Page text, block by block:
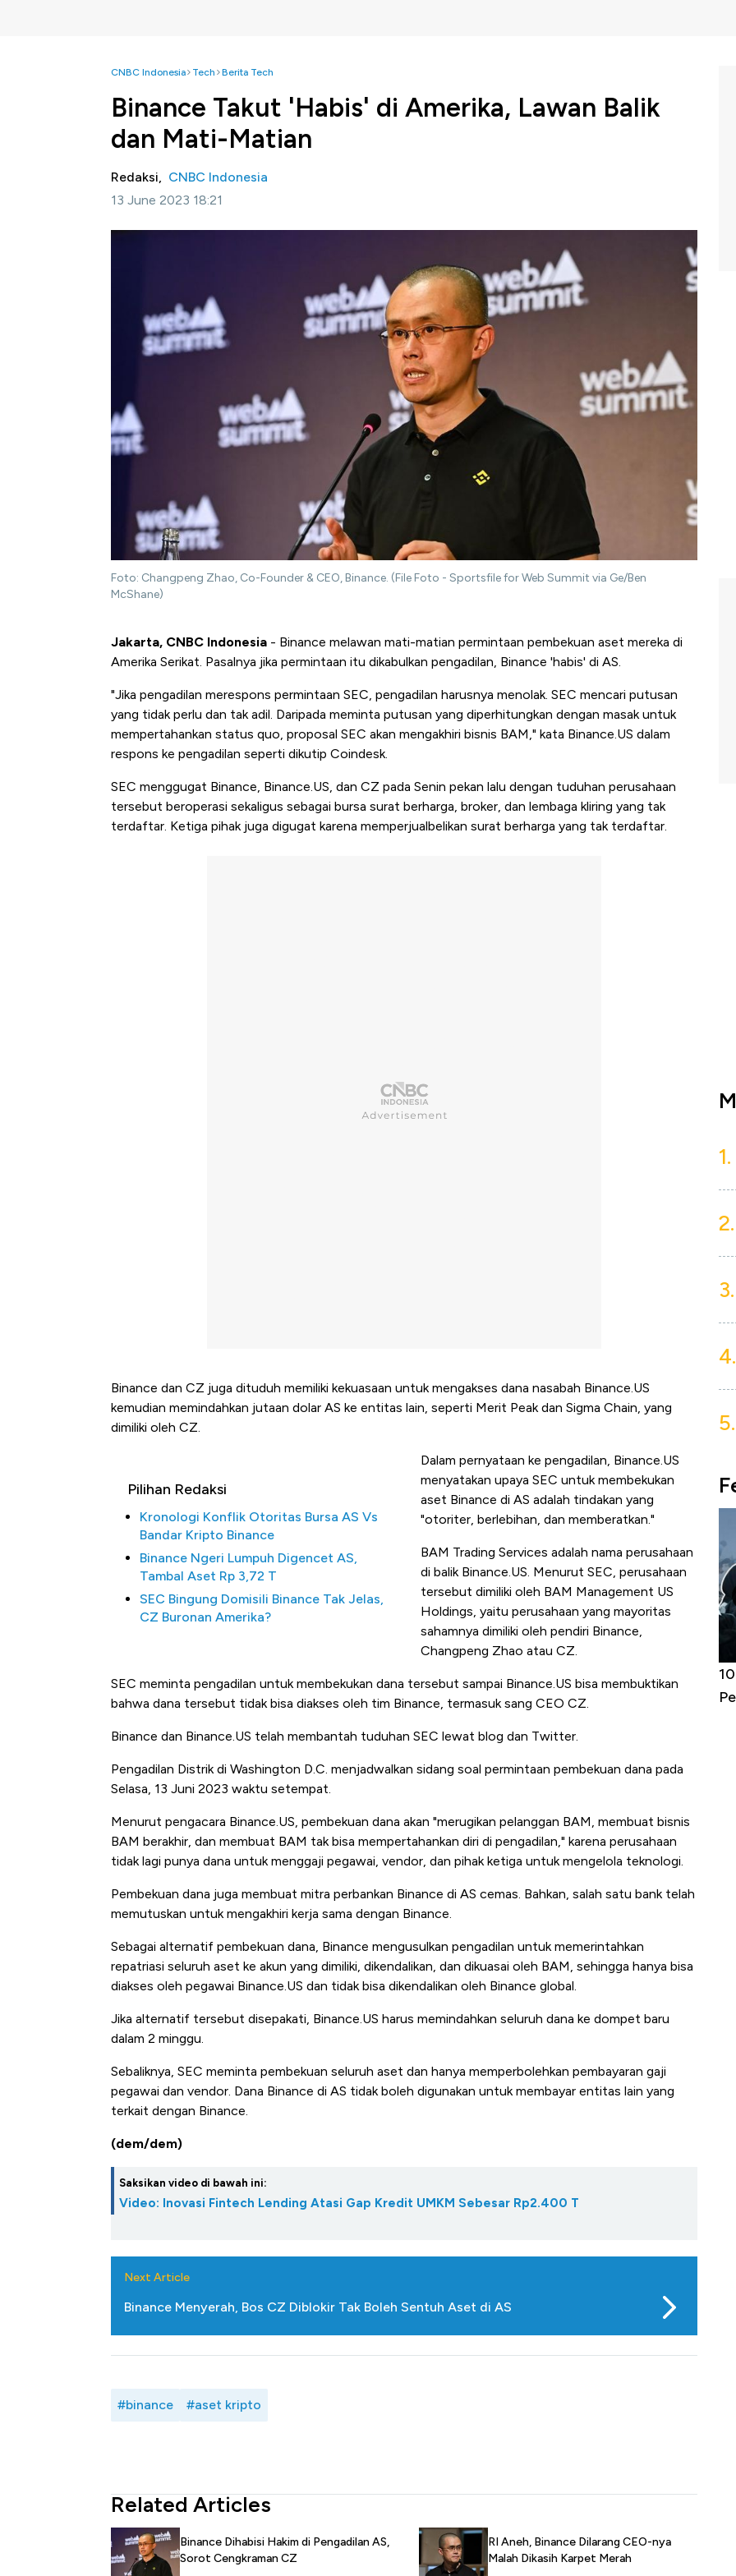
CNBC Indonesia Tech Berita Tech
Binance Takut 'Habis' di Amerika, Lawan Balik
dan Mati-Matian
Redaksi, CNBC Indonesia
13 June 2023 18:21
Foto: Changpeng Zhao, Co-Founder & CEO, Binance. (File Foto - Sportsfile for Web Summit via Ge/Ben
McShane)
Jakarta, CNBC Indonesia - Binance melawan mati-matian permintaan pembekuan aset mereka di
Amerika Serikat. Pasalnya jika permintaan itu dikabulkan pengadilan, Binance 'habis' di AS.
"Jika pengadilan merespons permintaan SEC, pengadilan harusnya menolak. SEC mencari putusan
yang tidak perlu dan tak adil. Daripada meminta putusan yang diperhitungkan dengan masak untuk
mempertahankan status quo, proposal SEC akan mengakhiri bisnis BAM," kata Binance.US dalam
respons ke pengadilan seperti dikutip Coindesk.
SEC menggugat Binance, Binance.US, dan CZ pada Senin pekan lalu dengan tuduhan perusahaan
tersebut beroperasi sekaligus sebagai bursa surat berharga, broker, dan lembaga kliring yang tak
terdaftar. Ketiga pihak juga digugat karena memperjualbelikan surat berharga yang tak terdaftar.
Binance dan CZ juga dituduh memiliki kekuasaan untuk mengakses dana nasabah Binance.US
kemudian memindahkan jutaan dolar AS ke entitas lain, seperti Merit Peak dan Sigma Chain, yang
dimiliki oleh CZ.
Pilihan Redaksi
Kronologi Konflik Otoritas Bursa AS Vs
Bandar Kripto Binance
Binance Ngeri Lumpuh Digencet AS,
Tambal Aset Rp 3,72 T
SEC Bingung Domisili Binance Tak Jelas,
CZ Buronan Amerika?
Dalam pernyataan ke pengadilan, Binance.US
menyatakan upaya SEC untuk membekukan
aset Binance di AS adalah tindakan yang
"otoriter, berlebihan, dan memberatkan."
BAM Trading Services adalah nama perusahaan
di balik Binance.US. Menurut SEC, perusahaan
tersebut dimiliki oleh BAM Management US
Holdings, yaitu perusahaan yang mayoritas
sahamnya dimiliki oleh pendiri Binance,
Changpeng Zhao atau CZ.
SEC meminta pengadilan untuk membekukan dana tersebut sampai Binance.US bisa membuktikan
bahwa dana tersebut tidak bisa diakses oleh tim Binance, termasuk sang CEO CZ.
Binance dan Binance.US telah membantah tuduhan SEC lewat blog dan Twitter.
Pengadilan Distrik di Washington D.C. menjadwalkan sidang soal permintaan pembekuan dana pada
Selasa, 13 Juni 2023 waktu setempat.
Menurut pengacara Binance.US, pembekuan dana akan "merugikan pelanggan BAM, membuat bisnis
BAM berakhir, dan membuat BAM tak bisa mempertahankan diri di pengadilan," karena perusahaan
tidak lagi punya dana untuk menggaji pegawai, vendor, dan pihak ketiga untuk mengelola teknologi.
Pembekuan dana juga membuat mitra perbankan Binance di AS cemas. Bahkan, salah satu bank telah
memutuskan untuk mengakhiri kerja sama dengan Binance.
Sebagai alternatif pembekuan dana, Binance mengusulkan pengadilan untuk memerintahkan
repatriasi seluruh aset ke akun yang dimiliki, dikendalikan, dan dikuasai oleh BAM, sehingga hanya bisa
diakses oleh pegawai Binance.US dan tidak bisa dikendalikan oleh Binance global.
Jika alternatif tersebut disepakati, Binance.US harus memindahkan seluruh dana ke dompet baru
dalam 2 minggu.
Sebaliknya, SEC meminta pembekuan seluruh aset dan hanya memperbolehkan pembayaran gaji
pegawai dan vendor. Dana Binance di AS tidak boleh digunakan untuk membayar entitas lain yang
terkait dengan Binance.
(dem/dem)
Saksikan video di bawah ini:
Video: Inovasi Fintech Lending Atasi Gap Kredit UMKM Sebesar Rp2.400 T
Next Article
Binance Menyerah, Bos CZ Diblokir Tak Boleh Sentuh Aset di AS
#binance #aset kripto
Related Articles
Binance Dihabisi Hakim di Pengadilan AS,
Sorot Cengkraman CZ
RI Aneh, Binance Dilarang CEO-nya
Malah Dikasih Karpet Merah
1.
2.
3.
4.
5.
Tembaga Terbang ke Zona Berbahaya
Mana yang Cuannya Paling Menyala?